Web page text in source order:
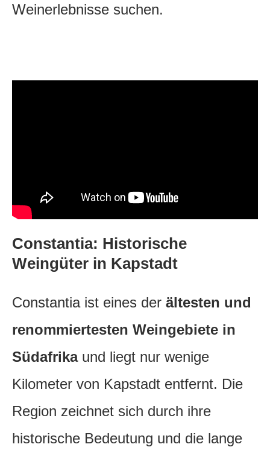
Weinerlebnisse suchen.
Constantia: Historische
Weingüter in Kapstadt
Constantia ist eines der ältesten und
renommiertesten Weingebiete in
Südafrikaund liegt nur wenige
Kilometer von Kapstadt entfernt. Die
Region zeichnet sich durch ihre
historische Bedeutung und die lange